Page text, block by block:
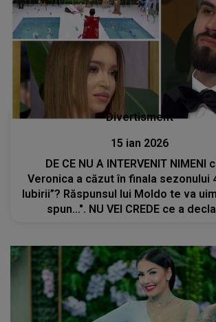
Divertisment
15 ian 2026
DE CE NU A INTERVENIT NIMENI
Veronica a căzut în finala sezonului
Iubirii”? Răspunsul lui Moldo te va
spun...". NU VEI CREDE ce a